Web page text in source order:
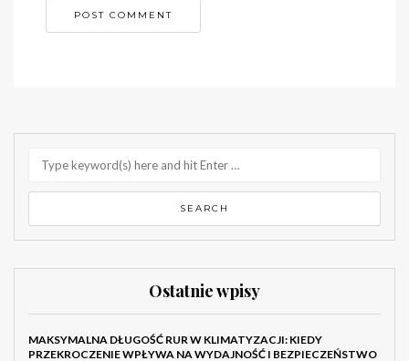
Ostatnie wpisy
MAKSYMALNA DŁUGOŚĆ RUR W KLIMATYZACJI: KIEDY
PRZEKROCZENIE WPŁYWA NA WYDAJNOŚĆ I BEZPIECZEŃSTWO